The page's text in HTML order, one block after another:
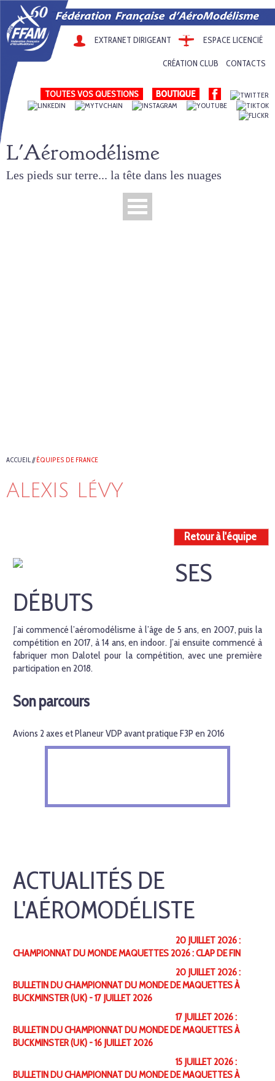
EXTRANET DIRIGEANT ESPACE LICENCIÉ
CRÉATION CLUB CONTACTS
TOUTES VOS QUESTIONS
L'Aéromodélisme
Les pieds sur terre... la tête dans les nuages
ACCUEIL//ÉQUIPES DE FRANCE
ALEXIS LÉVY
Retour à l'équipe
SES
DÉBUTS
J’ai commencé l’aéromodélisme à l’âge de 5 ans, en 2007, puis la
compétition en 2017, à 14 ans, en indoor. J’ai ensuite commencé à
fabriquer mon Dalotel pour la compétition, avec une première
participation en 2018.
Son parcours
Avions 2 axes et Planeur VDP avant pratique F3P en 2016
ACTUALITÉS DE
L'AÉROMODÉLISTE
20 JUILLET 2026 :
CHAMPIONNAT DU MONDE MAQUETTES 2026 : CLAP DE FIN
20 JUILLET 2026 :
BULLETIN DU CHAMPIONNAT DU MONDE DE MAQUETTES À
BUCKMINSTER (UK) - 17 JUILLET 2026
17 JUILLET 2026 :
BULLETIN DU CHAMPIONNAT DU MONDE DE MAQUETTES À
BUCKMINSTER (UK) - 16 JUILLET 2026
15 JUILLET 2026 :
BULLETIN DU CHAMPIONNAT DU MONDE DE MAQUETTES À